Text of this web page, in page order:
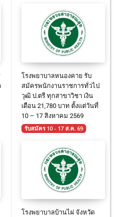
โรงพยาบาลหนองคาย รับ
สมัครพนักงานราชการทั่วไป
วุฒิ ป.ตรี ทุกสาขาวิชา เงิน
เดือน 21,780 บาท ตั้งแต่วันที่
10 – 17 สิงหาคม 2569
รับสมัคร 10 - 17 ส.ค. 69
โรงพยาบาลบ้านไผ่ จังหวัด